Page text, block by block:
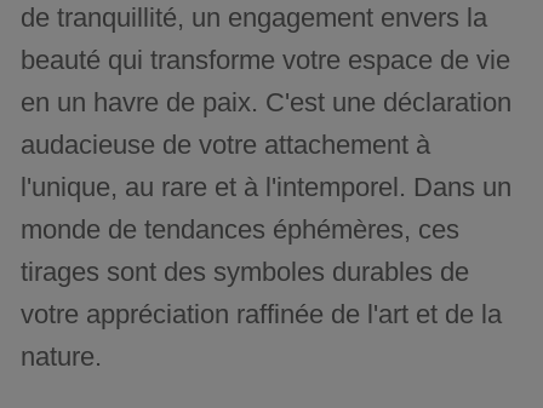
de tranquillité, un engagement envers la
beauté qui transforme votre espace de vie
en un havre de paix. C'est une déclaration
audacieuse de votre attachement à
l'unique, au rare et à l'intemporel. Dans un
monde de tendances éphémères, ces
tirages sont des symboles durables de
votre appréciation raffinée de l'art et de la
nature.